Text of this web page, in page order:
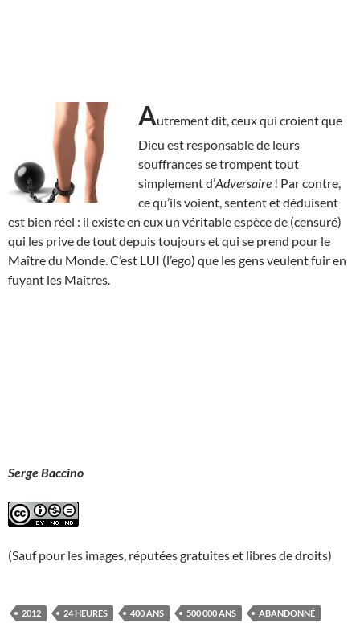
Autrement dit, ceux qui croient que
Dieu est responsable de leurs
souffrances se trompent tout
simplement d’Adversaire ! Par contre,
ce qu’ils voient, sentent et déduisent
est bien réel : il existe en eux un véritable espèce de (censuré)
qui les prive de tout depuis toujours et qui se prend pour le
Maître du Monde. C’est LUI (l’ego) que les gens veulent fuir en
fuyant les Maîtres.
Serge Baccino
(Sauf pour les images, réputées gratuites et libres de droits)
2012 24 HEURES 400 ANS 500 000 ANS ABANDONNÉ